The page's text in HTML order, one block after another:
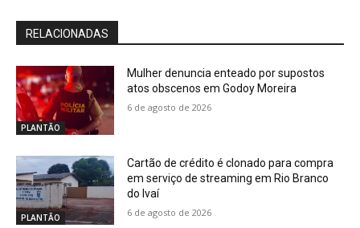
RELACIONADAS
PLANTÃO
Mulher denuncia enteado por supostos
atos obscenos em Godoy Moreira
6 de agosto de 2026
PLANTÃO
Cartão de crédito é clonado para compra
em serviço de streaming em Rio Branco
do Ivaí
6 de agosto de 2026